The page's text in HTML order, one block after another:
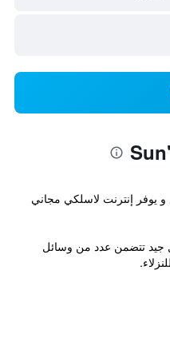
و يوفر إنترنت لاسلكي مجاني
بشكل جيد تتضمن عدد من وسائل